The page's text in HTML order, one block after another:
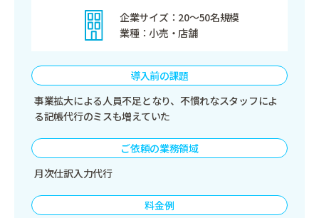
企業サイズ
20～50名規模
業種
小売・店舗
導入前の課題
事業拡大による人員不足となり、不慣れなスタッフによ
る記帳代行のミスも増えていた
ご依頼の業務領域
月次仕訳入力代行
料金例